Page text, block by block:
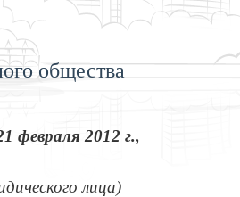
общества
февраля 2012 г.,
лица)